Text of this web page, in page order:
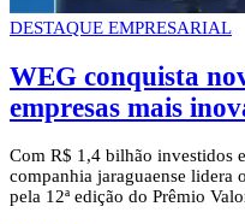
DESTAQUE EMPRESARIAL
WEG conquista
empresas mais
Com R$ 1,4 bilhão investidos
companhia jaraguaense lidera
pela 12ª edição do Prêmio